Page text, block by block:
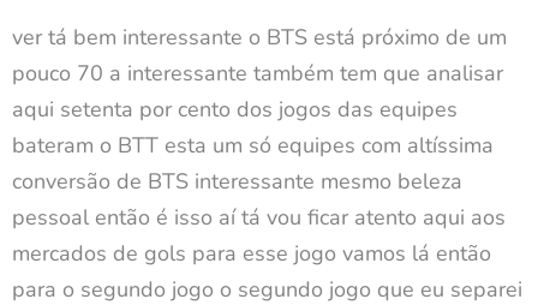
ver tá bem interessante o BTS está próximo de um
pouco 70 a interessante também tem que analisar
aqui setenta por cento dos jogos das equipes
bateram o BTT esta um só equipes com altíssima
conversão de BTS interessante mesmo beleza
pessoal então é isso aí tá vou ficar atento aqui aos
mercados de gols para esse jogo vamos lá então
para o segundo jogo o segundo jogo que eu separei